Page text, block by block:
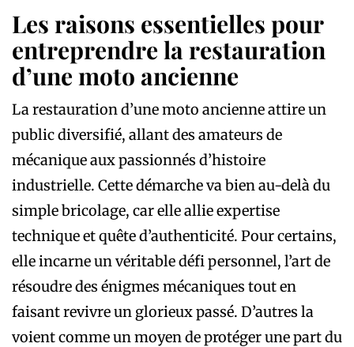
Les raisons essentielles pour
entreprendre la restauration
d’une moto ancienne
La restauration d’une moto ancienne attire un
public diversifié, allant des amateurs de
mécanique aux passionnés d’histoire
industrielle. Cette démarche va bien au-delà du
simple bricolage, car elle allie expertise
technique et quête d’authenticité. Pour certains,
elle incarne un véritable défi personnel, l’art de
résoudre des énigmes mécaniques tout en
faisant revivre un glorieux passé. D’autres la
voient comme un moyen de protéger une part du